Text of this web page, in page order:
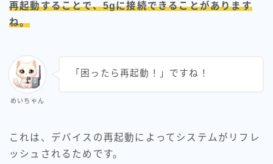
再起動することで、5gに接続できることがあります
ね。
めいちゃん
「困ったら再起動！」ですね！
これは、デバイスの再起動によってシステムがリフレ
ッシュされるためです。